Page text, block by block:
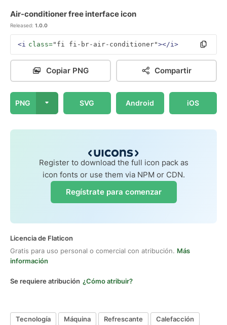
Air-conditioner free interface icon
Released: 1.0.0
<i class="fi fi-br-air-conditioner"></i>
Copiar PNG Compartir
PNG SVG Android iOS
Register to download the full icon pack as
icon fonts or use them via NPM or CDN.
Regístrate para comenzar
Licencia de Flaticon
Gratis para uso personal o comercial con atribución. Más
información
Se requiere atribución ¿Cómo atribuir?
Tecnología Máquina Refrescante
Calefacción